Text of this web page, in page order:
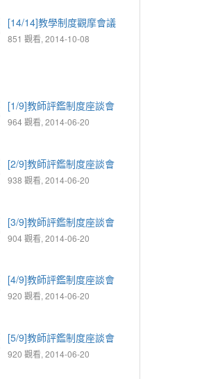
[14/14]教學制度觀摩會議
851 觀看, 2014-10-08
[1/9]教師評鑑制度座談會
964 觀看, 2014-06-20
[2/9]教師評鑑制度座談會
938 觀看, 2014-06-20
[3/9]教師評鑑制度座談會
904 觀看, 2014-06-20
[4/9]教師評鑑制度座談會
920 觀看, 2014-06-20
[5/9]教師評鑑制度座談會
920 觀看, 2014-06-20